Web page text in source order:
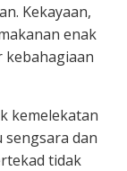
Kekayaan,
enak
kebahagiaan
kemelekatan
dan
tidak